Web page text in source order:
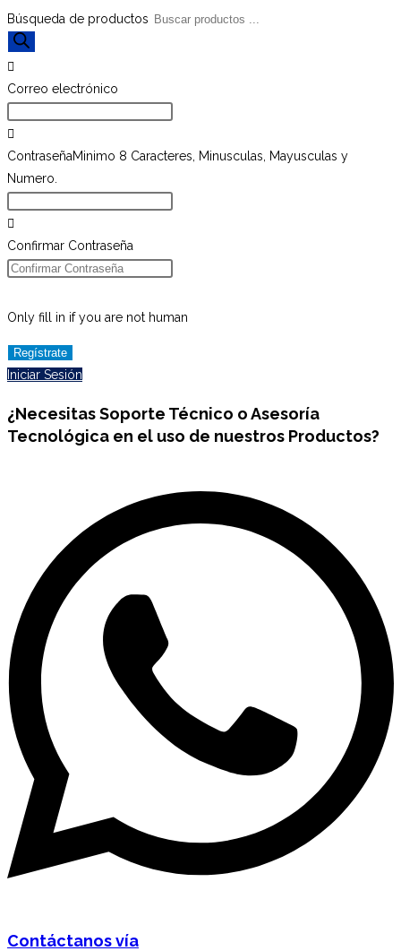
Búsqueda de productos
Correo electrónico
ContraseñaMinimo 8 Caracteres, Minusculas, Mayusculas y
Numero.
Confirmar Contraseña
Only fill in if you are not human
Iniciar Sesión
¿NecesitasSoporte Técnico o Asesoría
Tecnológica en el uso de nuestros Productos?
Contáctanos vía